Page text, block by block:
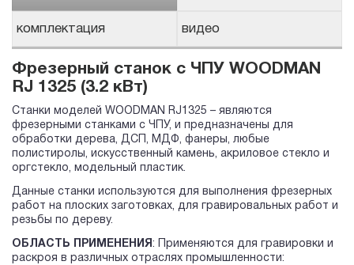
комплектация видео
Фрезерный станок с ЧПУ WOODMAN
RJ 1325 (3.2 кВт)
Станки моделей WOODMAN RJ1325 – являются
фрезерными станками с ЧПУ, и предназначены для
обработки дерева, ДСП, МДФ, фанеры, любые
полистиролы, искусственный камень, акриловое стекло и
оргстекло, модельный пластик.
Данные станки используются для выполнения фрезерных
работ на плоских заготовках, для гравировальных работ и
резьбы по дереву.
ОБЛАСТЬ ПРИМЕНЕНИЯ : Применяются для гравировки и
раскроя в различных отраслях промышленности: